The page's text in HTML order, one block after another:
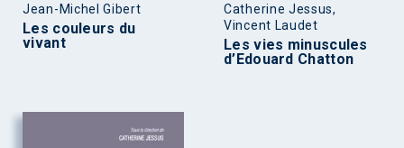
Jean-Michel Gibert
Les couleurs du
vivant
Catherine Jessus,
Vincent Laudet
Les vies minuscules
d’Edouard Chatton